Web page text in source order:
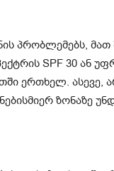
პრობლემებს,
SPF 30 ან
ერთხელ. ასევე,
ზონაზე